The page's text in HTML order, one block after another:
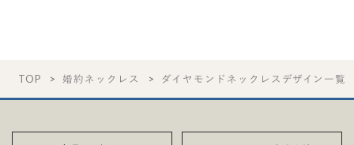
TOP 婚約ネックレス ダイヤモンドネックレスデザイン一覧